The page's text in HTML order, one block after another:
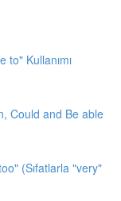
to" Kullanımı
Could and Be able
(Sıfatlarla "very"